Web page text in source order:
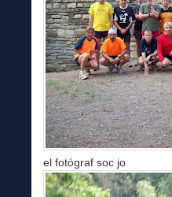
el fotògraf soc jo